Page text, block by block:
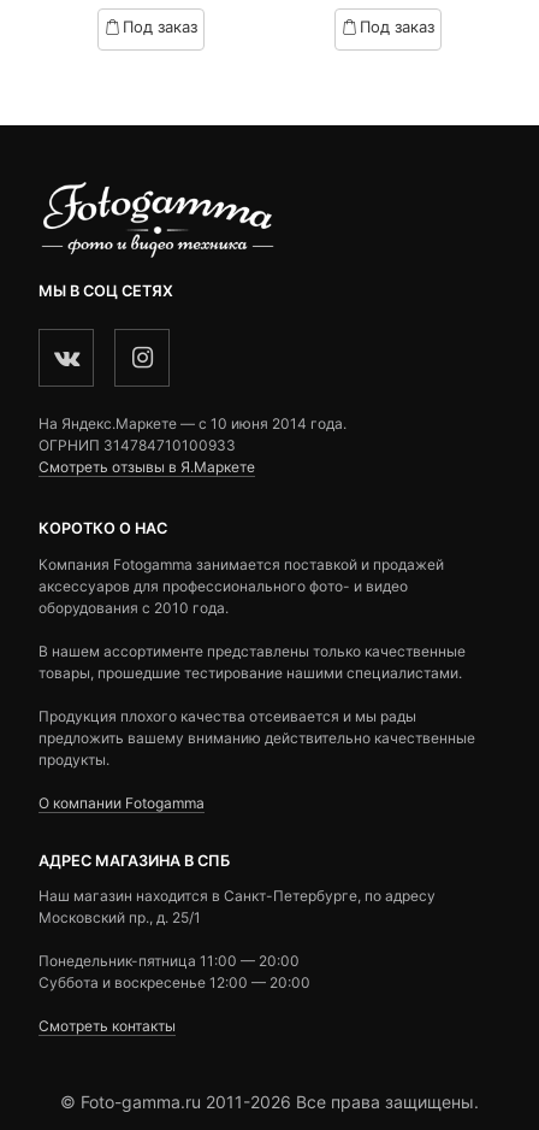
based
onПод заказ
based
onПод заказ
МЫ В СОЦ СЕТЯХ
На Яндекс.Маркете — c 10 июня 2014 года.
ОГРНИП 314784710100933
Смотреть отзывы в Я.Маркете
КОРОТКО О НАС
Компания Fotogamma занимается поставкой и продажей
аксессуаров для профессионального фото- и видео
оборудования с 2010 года.
В нашем ассортименте представлены только качественные
товары, прошедшие тестирование нашими специалистами.
Продукция плохого качества отсеивается и мы рады
предложить вашему вниманию действительно качественные
продукты.
О компании Fotogamma
АДРЕС МАГАЗИНА В СПБ
Наш магазин находится в Санкт-Петербурге, по адресу
Московский пр., д. 25/1
Понедельник-пятница 11:00 — 20:00
Суббота и воскресенье 12:00 — 20:00
Смотреть контакты
© Foto-gamma.ru 2011-2026 Все права защищены.